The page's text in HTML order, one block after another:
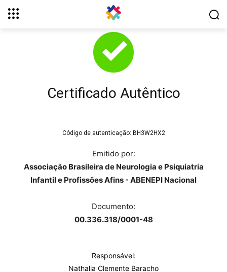
Certificado Autêntico
Código de autenticação: BH3W2HX2
Emitido por:
Associação Brasileira de Neurologia e Psiquiatria
Infantil e Profissões Afins - ABENEPI Nacional
Documento:
00.336.318/0001-48
Responsável:
Nathalia Clemente Baracho